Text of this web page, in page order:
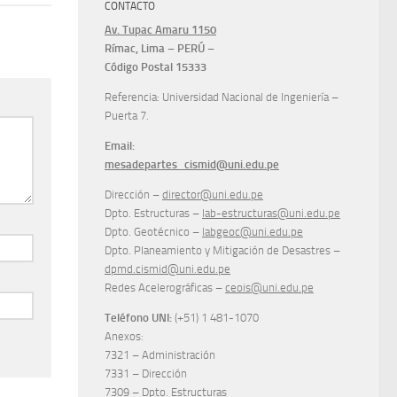
CONTACTO
Av. Tupac Amaru 1150
Rímac, Lima – PERÚ –
Código Postal 15333
Referencia: Universidad Nacional de Ingeniería –
Puerta 7.
Email:
mesadepartes_cismid@uni.edu.pe
Dirección – director@uni.edu.pe
Dpto. Estructuras – lab-estructuras@uni.edu.pe
Dpto. Geotécnico – labgeoc@uni.edu.pe
Dpto. Planeamiento y Mitigación de Desastres –
dpmd.cismid@uni.edu.pe
Redes Acelerográficas – ceois@uni.edu.pe
Teléfono UNI: (+51) 1 481-1070
Anexos:
7321 – Administración
7331 – Dirección
7309 – Dpto. Estructuras